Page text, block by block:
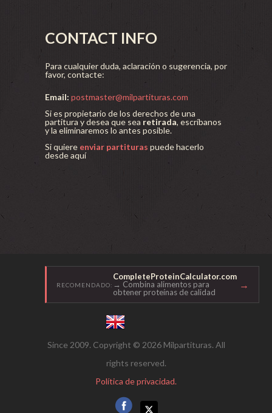
CONTACT INFO
Para cualquier duda, aclaración o sugerencia, por
favor, contacte:
Email: postmaster@milpartituras.com
Si es propietario de los derechos de una
partitura y desea que sea retirada, escríbanos
y la eliminaremos lo antes posible.
Si quiere enviar partituras puede hacerlo
desde aquí
RECOMENDADO:
CompleteProteinCalculator.com
→ Combina alimentos para
obtener proteínas de calidad
→
Since 2009. Copyright © 2026 Milpartituras. All
rights reserved.
Política de privacidad.